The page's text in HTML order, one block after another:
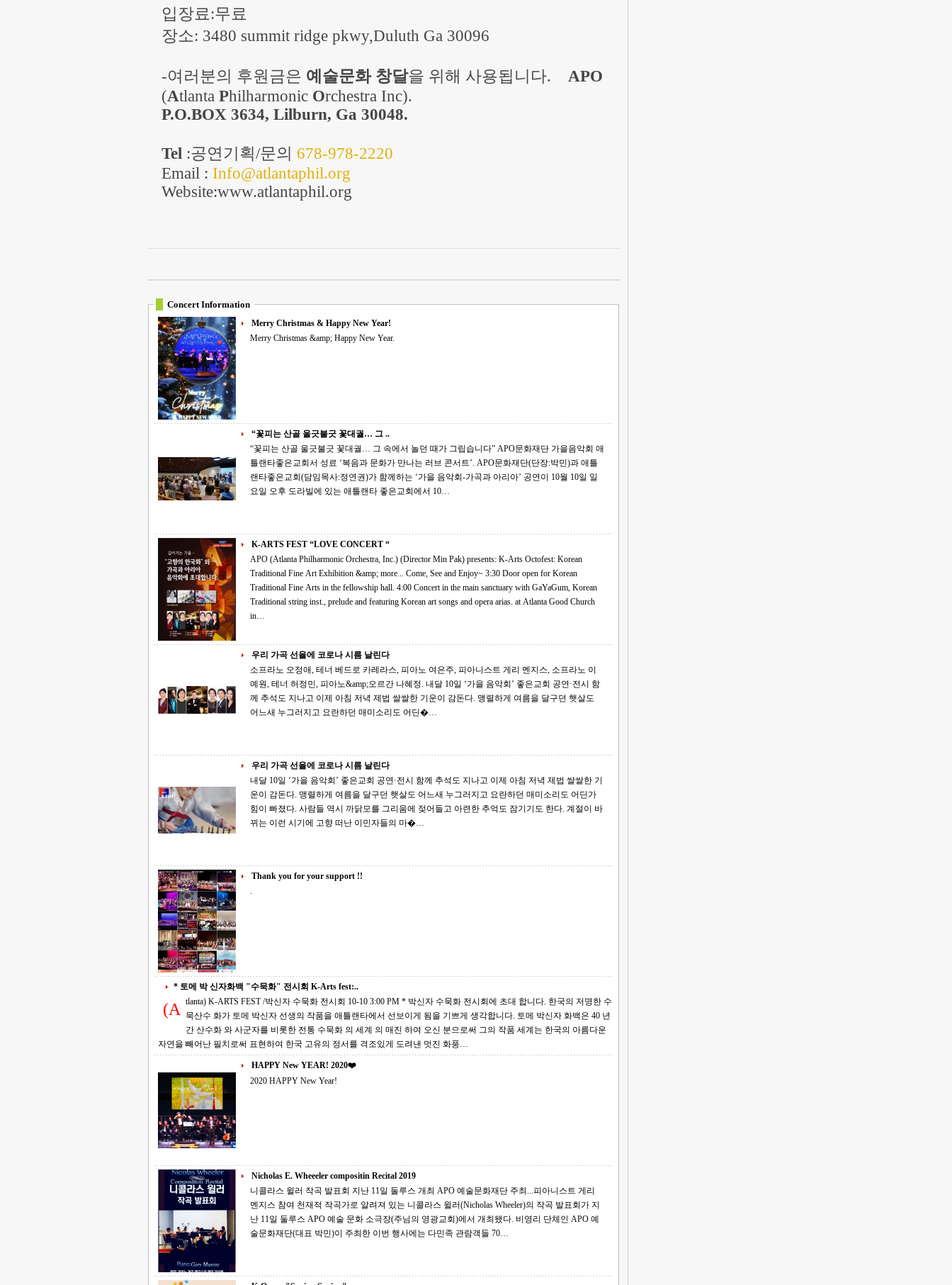
입장료:무료
장소: 3480 summit ridge pkwy,Duluth Ga 30096
-여러분의 후원금은 예술문화 창달을 위해 사용됩니다. APO
(Atlanta Philharmonic Orchestra Inc).
P.O.BOX 3634, Lilburn, Ga 30048.
Tel :공연기획/문의 678-978-2220
Email : Info@atlantaphil.org
Website:www.atlantaphil.org
Concert Information
Merry Christmas & Happy New Year!
Merry Christmas &amp; Happy New Year.
“꽃피는 산골 울긋불긋 꽃대궐… 그 ..
“꽃피는 산골 울긋불긋 꽃대궐… 그 속에서 놀던 때가 그립습니다” APO문화재단 가을음악회 애
틀랜타좋은교회서 성료 ‘복음과 문화가 만나는 러브 콘서트’. APO문화재단(단장:박민)과 애틀
랜타좋은교회(담임목사:정연권)가 함께하는 ‘가을 음악회-가곡과 아리아’ 공연이 10월 10일 일
요일 오후 도라빌에 있는 애틀랜타 좋은교회에서 10…
K-ARTS FEST “LOVE CONCERT “
APO (Atlanta Philharmonic Orchestra, Inc.) (Director Min Pak) presents: K-Arts Octofest: Korean
Traditional Fine Art Exhibition &amp; more... Come, See and Enjoy~ 3:30 Door open for Korean
Traditional Fine Arts in the fellowship hall. 4:00 Concert in the main sanctuary with GaYaGum, Korean
Traditional string inst., prelude and featuring Korean art songs and opera arias. at Atlanta Good Church
in…
우리 가곡 선율에 코로나 시름 날린다
소프라노 오정애, 테너 베드로 카레라스, 피아노 여은주, 피아니스트 게리 멘지스, 소프라노 이
예원, 테너 허정민, 피아노&amp;오르간 나혜정. 내달 10일 ‘가을 음악회’ 좋은교회 공연·전시 함
께 추석도 지나고 이제 아침 저녁 제법 쌀쌀한 기운이 감돈다. 맹렬하게 여름을 달구던 햇살도
어느새 누그러지고 요란하던 매미소리도 어딘�…
우리 가곡 선율에 코로나 시름 날린다
내달 10일 ‘가을 음악회’ 좋은교회 공연·전시 함께 추석도 지나고 이제 아침 저녁 제법 쌀쌀한 기
운이 감돈다. 맹렬하게 여름을 달구던 햇살도 어느새 누그러지고 요란하던 매미소리도 어딘가
힘이 빠졌다. 사람들 역시 까닭모를 그리움에 젖어들고 아련한 추억도 잠기기도 한다. 계절이 바
뀌는 이런 시기에 고향 떠난 이민자들의 마�…
Thank you for your support !!
.
* 토메 박 신자화백 "수묵화" 전시회 K-Arts fest:..
(A
tlanta) K-ARTS FEST /박신자 수묵화 전시회 10-10 3:00 PM * 박신자 수묵화 전시회에 초대 합니다. 한국의 저명한 수
묵산수 화가 토메 박신자 선생의 작품을 애틀랜타에서 선보이게 됨을 기쁘게 생각합니다. 토메 박신자 화백은 40 년
간 산수화 와 사군자를 비롯한 전통 수묵화 의 세계 의 매진 하여 오신 분으로써 그의 작품 세계는 한국의 아름다운
자연을 빼어난 필치로써 표현하여 한국 고유의 정서를 격조있게 도려낸 멋진 화풍…
HAPPY New YEAR! 2020❤️
2020 HAPPY New Year!
Nicholas E. Wheeeler compositin Recital 2019
니콜라스 윌러 작곡 발표회 지난 11일 둘루스 개최 APO 예술문화재단 주최...피아니스트 게리
멘지스 참여 천재적 작곡가로 알려져 있는 니콜라스 윌러(Nicholas Wheeler)의 작곡 발표회가 지
난 11일 둘루스 APO 예술 문화 소극장(주님의 영광교회)에서 개최됐다. 비영리 단체인 APO 예
술문화재단(대표 박민)이 주최한 이번 행사에는 다민족 관람객들 70…